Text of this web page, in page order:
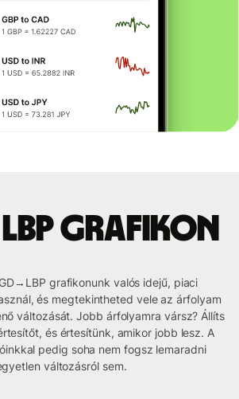
LBP grafikon
grafikonunk valós idejű, piaci
és megtekintheted vele az árfolyam
változását. Jobb árfolyamra vársz? Állíts
és értesítünk, amikor jobb lesz. A
pedig soha nem fogsz lemaradni
változásról sem.